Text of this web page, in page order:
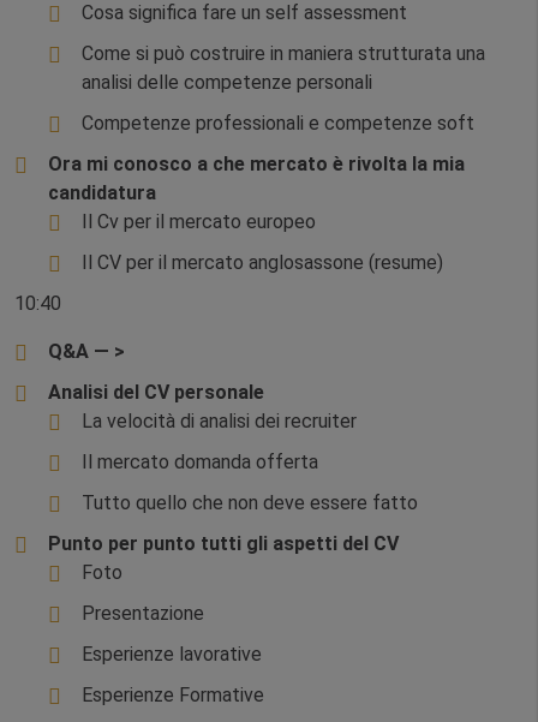
Cosa significa fare un self assessment
Come si può costruire in maniera strutturata una
analisi delle competenze personali
Competenze professionali e competenze soft
Ora mi conosco a che mercato è rivolta la mia
candidatura
Il Cv per il mercato europeo
Il CV per il mercato anglosassone (resume)
10:40
Q&A — >
Analisi del CV personale
La velocità di analisi dei recruiter
Il mercato domanda offerta
Tutto quello che non deve essere fatto
Punto per punto tutti gli aspetti del CV
Foto
Presentazione
Esperienze lavorative
Esperienze Formative